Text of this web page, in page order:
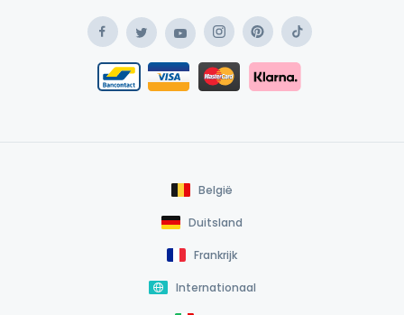
FacebookTwitterYouTubeInstagramPinterestTikTok
Bancontact / Mister Cash
Safe Payment Card
Safe Payment Klarna
België
Duitsland
Frankrijk
Internationaal